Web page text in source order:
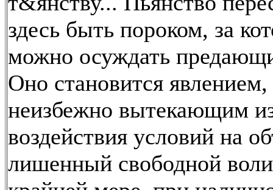
здесь быть пороком, за
можно осуждать
Оно становится явлением,
неизбежно вытекающим
воздействия условий на
лишенный свободной